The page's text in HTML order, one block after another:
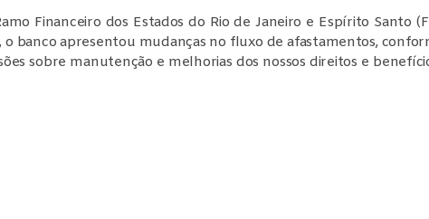
Financeiro dos Estados do Rio de Janeiro e Espírito Santo
banco apresentou mudanças no fluxo de afastamentos,
sobre manutenção e melhorias dos nossos direitos e